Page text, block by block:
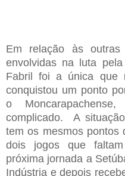
Em relação às
envolvidas na luta
Fabril foi a única que
conquistou um ponto
o
complicado. A
tem os mesmos pontos
dois jogos que
próxima jornada a
Indústria e depois